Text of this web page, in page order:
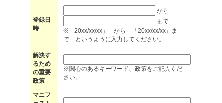
登録日
時
から
まで
※「20xx/xx/xx」 から 「20xx/xx/xx」ま
で というように入力してください。
解決す
るため
の重要
政策
※関心のあるキーワード、政策をご記入くだ
さい。
マニフ